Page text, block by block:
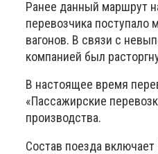
Ранее данный маршрут
перевозчика поступало
вагонов. В связи с
компанией был
В настоящее время
«Пассажирские
производства.
Состав поезда